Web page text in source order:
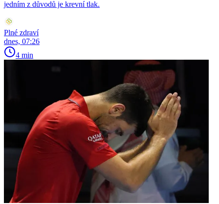
jedním z důvodů je krevní tlak.
Plné zdraví
dnes, 07:26
4 min